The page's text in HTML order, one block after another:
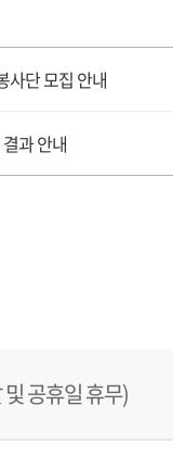
사단 모집 안내
과 안내
공휴일 휴무)